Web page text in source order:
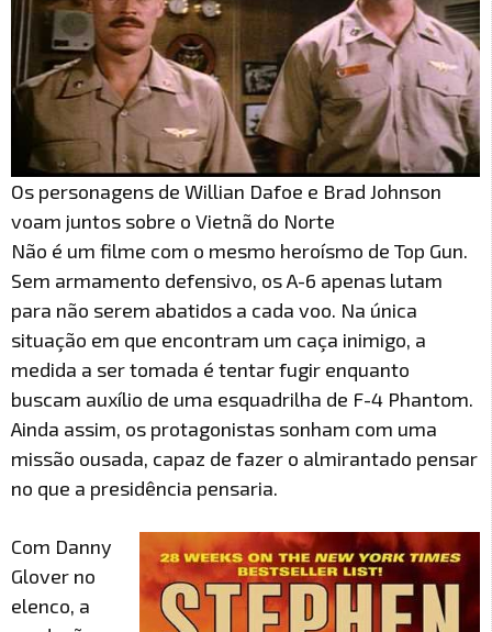
Os personagens de Willian Dafoe e Brad Johnson
voam juntos sobre o Vietnã do Norte
Não é um filme com o mesmo heroísmo de Top Gun.
Sem armamento defensivo, os A-6 apenas lutam
para não serem abatidos a cada voo. Na única
situação em que encontram um caça inimigo, a
medida a ser tomada é tentar fugir enquanto
buscam auxílio de uma esquadrilha de F-4 Phantom.
Ainda assim, os protagonistas sonham com uma
missão ousada, capaz de fazer o almirantado pensar
no que a presidência pensaria.
Com Danny
Glover no
elenco, a